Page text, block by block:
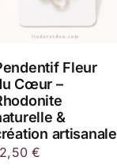
Fleur
Cœur –
&
artisanale
€